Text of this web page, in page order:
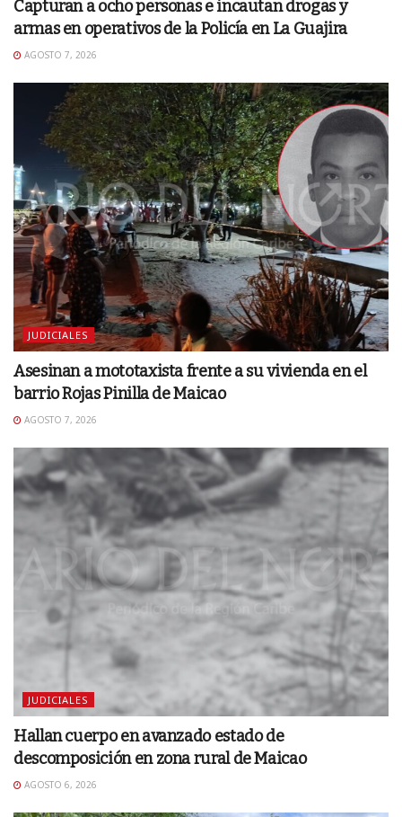
Capturan a ocho personas e incautan drogas y
armas en operativos de la Policía en La Guajira
AGOSTO 7, 2026
JUDICIALES
Asesinan a mototaxista frente a su vivienda en el
barrio Rojas Pinilla de Maicao
AGOSTO 7, 2026
JUDICIALES
Hallan cuerpo en avanzado estado de
descomposición en zona rural de Maicao
AGOSTO 6, 2026